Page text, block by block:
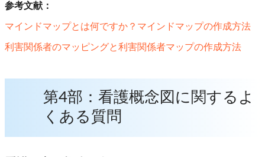
参考文献：
マインドマップとは何ですか？マインドマップの作成方法
利害関係者のマッピングと利害関係者マップの作成方法
第4部：看護概念図に関するよ
くある質問